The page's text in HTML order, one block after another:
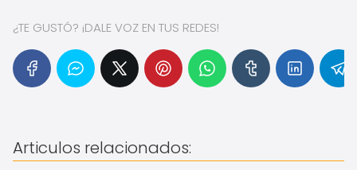
¿TE GUSTÓ? ¡DALE VOZ EN TUS REDES!
Articulos relacionados: